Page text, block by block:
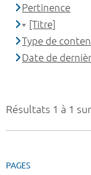
Résultats 1 à 1
PAGES
Pertinence
[Titre]
Type de
Date de